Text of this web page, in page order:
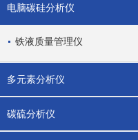
电脑碳硅分析仪
铁液质量管理仪
多元素分析仪
碳硫分析仪